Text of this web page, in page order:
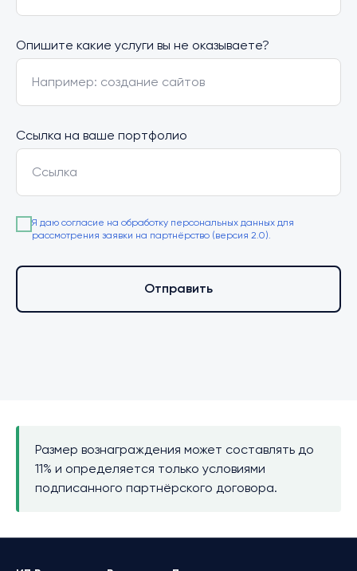
Опишите какие услуги вы не оказываете?
Например: создание сайтов
Ссылка на ваше портфолио
Ссылка
Я даю согласие на обработку персональных данных для
рассмотрения заявки на партнёрство (версия 2.0).
Отправить
Размер вознаграждения может составлять до
11% и определяется только условиями
подписанного партнёрского договора.